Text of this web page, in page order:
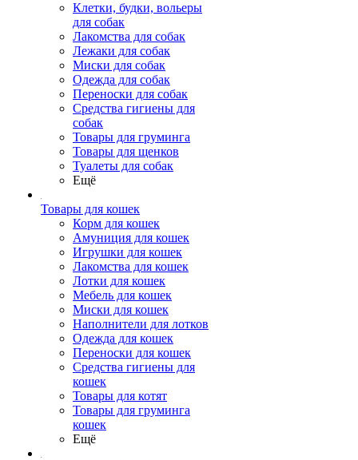
Клетки, будки, вольеры
для собак
Лакомства для собак
Лежаки для собак
Миски для собак
Одежда для собак
Переноски для собак
Средства гигиены для
собак
Товары для груминга
Товары для щенков
Туалеты для собак
Ещё
Товары для кошек
Корм для кошек
Амуниция для кошек
Игрушки для кошек
Лакомства для кошек
Лотки для кошек
Мебель для кошек
Миски для кошек
Наполнители для лотков
Одежда для кошек
Переноски для кошек
Средства гигиены для
кошек
Товары для котят
Товары для груминга
кошек
Ещё